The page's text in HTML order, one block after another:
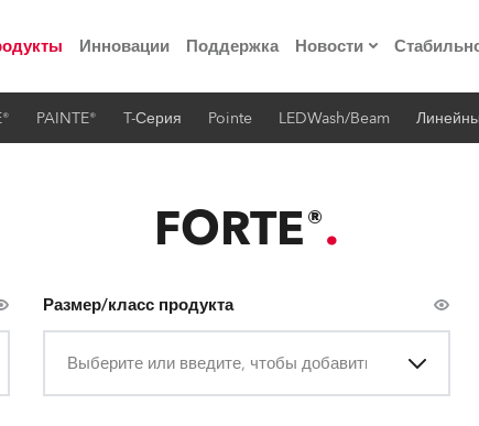
Road
Инновации Поддержка Новости
Пресс-релизы
PAINTE® T-Серия Pointe LEDWash/Beam
FORTE®
Размер/класс продукта
Выберите или введите, чтобы добавить